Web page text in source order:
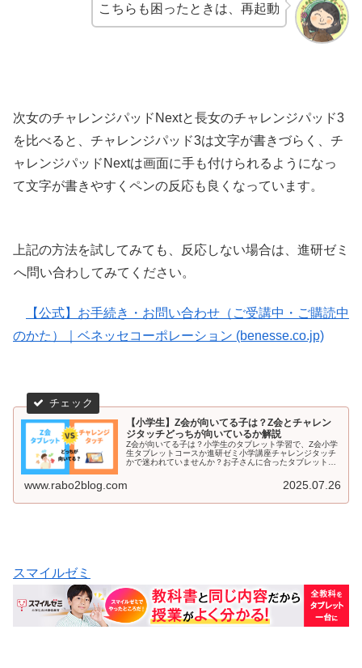
こちらも困ったときは、再起動
次女のチャレンジパッドNextと長女のチャレンジパッド3
を比べると、チャレンジパッド3は文字が書きづらく、チ
ャレンジパッドNextは画面に手も付けられるようになっ
て文字が書きやすくペンの反応も良くなっています。
上記の方法を試してみても、反応しない場合は、進研ゼミ
へ問い合わしてみてください。
【公式】お手続き・お問い合わせ（ご受講中・ご購読中
のかた）｜ベネッセコーポレーション (benesse.co.jp)
【小学生】Z会が向いてる子は？Z会とチャレン
ジタッチどっちが向いているか解説
Z会が向いてる子は？小学生のタブレット学習で、Z会小学
生タブレットコースか進研ゼミ小学講座チャレンジタッチ
かで迷われていませんか？お子さんに合ったタブレット学
www.rabo2blog.com 2025.07.26
スマイルゼミ